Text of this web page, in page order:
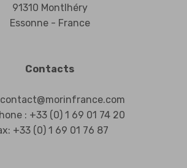
91310 Montlhéry
Essonne - France
Contacts
contact@morinfrance.com
: +33 (0) 1 69 01 74 20
+33 (0) 1 69 01 76 87